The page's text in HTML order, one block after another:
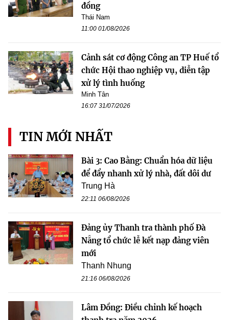
đồng
Thái Nam
11:00 01/08/2026
Cảnh sát cơ động Công an TP Huế tổ
chức Hội thao nghiệp vụ, diễn tập
xử lý tình huống
Minh Tân
16:07 31/07/2026
TIN MỚI NHẤT
Bài 3: Cao Bằng: Chuẩn hóa dữ liệu
để đẩy nhanh xử lý nhà, đất dôi dư
Trung Hà
22:11 06/08/2026
Đảng ủy Thanh tra thành phố Đà
Nẵng tổ chức lễ kết nạp đảng viên
mới
Thanh Nhung
21:16 06/08/2026
Lâm Đồng: Điều chỉnh kế hoạch